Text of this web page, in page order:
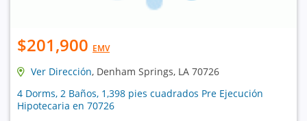
$201,900 EMV
Ver Dirección, Denham Springs, LA 70726
4 Dorms, 2 Baños, 1,398 pies cuadrados Pre Ejecución
Hipotecaria en 70726